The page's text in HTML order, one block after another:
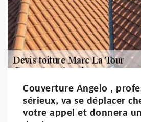
Couverture Angelo ,
sérieux, va se déplacer
votre appel et donnera